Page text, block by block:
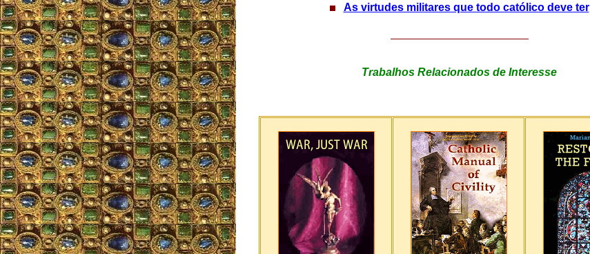
As virtudes militares que todo católico deve ter
Trabalhos Relacionados de Interesse